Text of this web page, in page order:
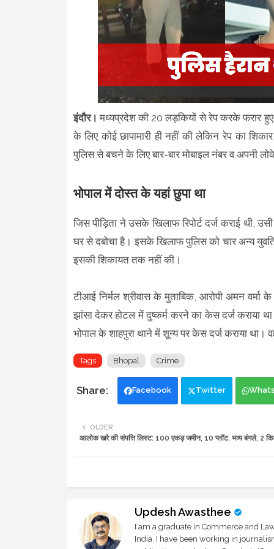
इंदौर। मध्यप्रदेश की 20 लड़कियों से रेप करके फरार
के लिए कोई छापामारी ही नहीं की लेकिन रेप का
पुलिस से बचने के लिए बार-बार मोबाइल नंबर व अपनी
भोपाल में दोस्त के यहां छुपा था
जिस पीड़िता ने उसके खिलाफ रिपोर्ट दर्ज कराई
घर से दबोचा है। इसके खिलाफ पुलिस को चार अन्य
इसकी शिकायत तक नहीं की।
टीआई निर्मल श्रीवास के मुताबिक, आरोपी अमन वर्मा के
झांसा देकर होटल में दुष्कर्म करने का केस दर्ज कराया
भोपाल के शाहपुरा थाने में शून्य पर केस दर्ज कराया था।
Tags Bhopal Crime
Facebook Twitter
OLDER
आलोक खरे की संपत्ति लिस्ट: 100 एकड़ जमीन, 10 प्लॉट, भव्य बंगले, 2
Updesh Awasthee
I am a graduate in Commerce and
India. I have been working in